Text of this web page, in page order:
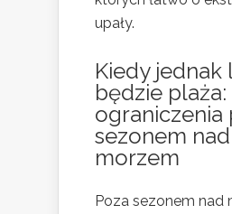
upały.
Kiedy jednak
będzie plaża:
ograniczenia
sezonem nad
morzem
Poza sezonem nad